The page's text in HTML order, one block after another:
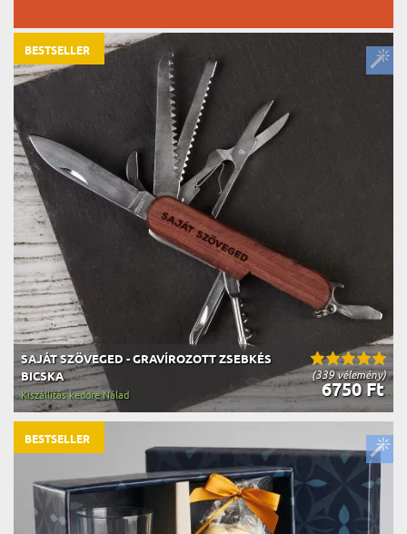
(339 vélemény)
SAJÁT SZÖVEGED - GRAVÍROZOTT ZSEBKÉS
BICSKA
6750 Ft
Kiszállítás keddre Nálad
BESTSELLER
BESTSELLER